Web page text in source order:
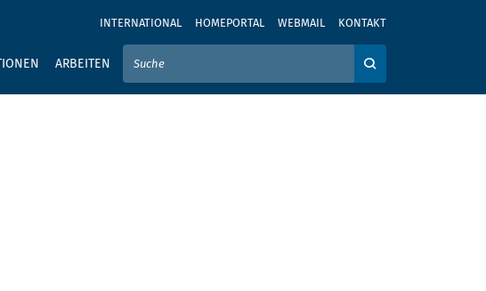
INTERNATIONAL HOMEPORTAL WEBMAIL KONTAKT
ARBEITEN
GEBEN SIE HIER IHREN SUCHBEGRIFF EIN